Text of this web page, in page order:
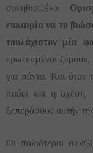
συνηθισμένο.
ευκαιρία να το
τουλάχιστον μία
ερωτευμένοι ξέρουν,
για πάντα. Και όταν
παύει και η σχέση.
ξεπεράσουν αυτήν
Οι παλιότεροι